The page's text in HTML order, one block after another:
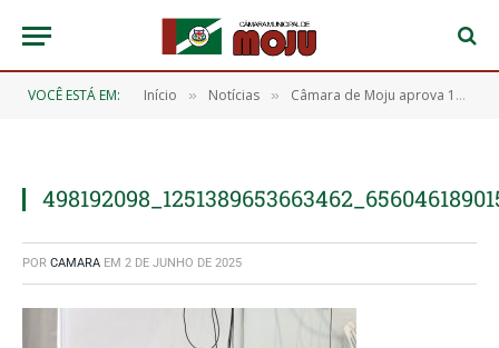
VOCÊ ESTÁ EM: Início » Notícias » Câmara de Moju aprova 11 importantes requerimentos durante a 12ª Sessão Ordinária
POR CAMARA EM 2 DE JUNHO DE 2025